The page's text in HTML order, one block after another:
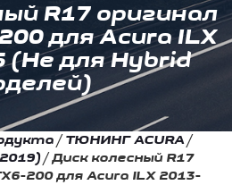
R17 оригинал
для Acura ILX
(Не для Hybrid
/ТЮНИНГ ACURA /
/Диск колесный R17
200 для Acura ILX 2013-